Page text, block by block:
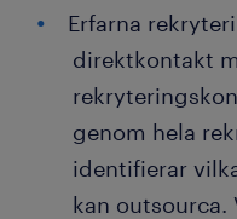
Erfarna
direktkontakt
genom hela
identifierar
kan outsourca.